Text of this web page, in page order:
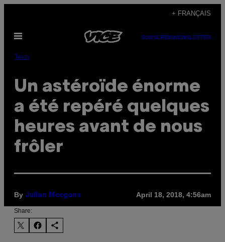
content
+ FRANÇAIS
Open
SUBSCRIBENEWSLETTER
Tech
Un astéroïde énorme
a été repéré quelques
heures avant de nous
frôler
By Julian Morgans April 18, 2018, 4:56am
Share: